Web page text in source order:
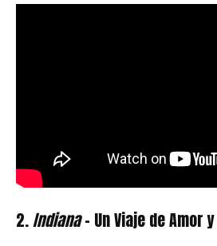
2.Indiana– Un Viaje de Amor